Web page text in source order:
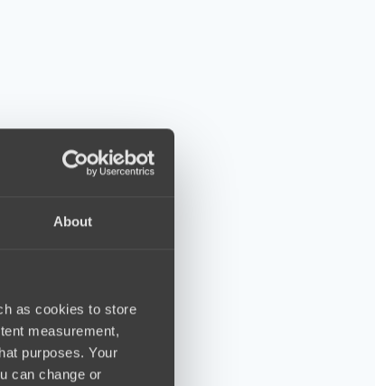
About
as cookies to store
measurement,
purposes. Your
can change or